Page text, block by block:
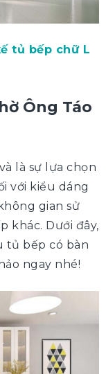
tủ bếp chữ L
Ông Táo
là sự lựa chọn
với kiểu dáng
gian sử
khác. Dưới đây,
tủ bếp có bàn
ngay nhé!